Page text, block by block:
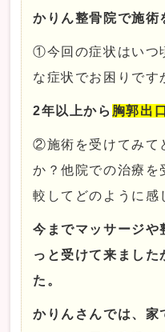
かりん整骨院で施術
①今回の症状はいつ
な症状でお困りです
2年以上から 胸郭出
②施術を受けてみて
か？他院での治療を
較してどのように感
今までマッサージや
っと受けて来まし
た。
かりんさんでは、家